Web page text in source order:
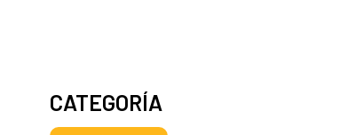
CATEGORÍA